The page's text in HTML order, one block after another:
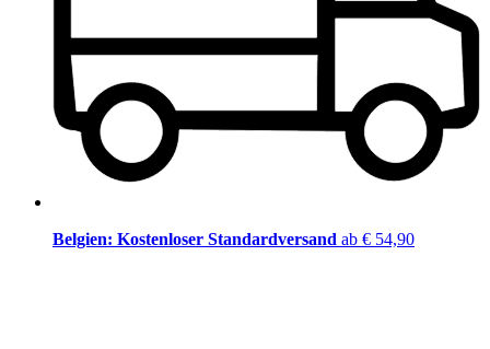
Belgien: Kostenloser Standardversand ab € 54,90